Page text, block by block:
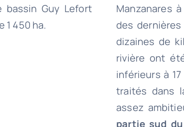
Guy Lefort
1 450 ha.
Manzanares
des
dizaines de
rivière ont
inférieurs à
traités dans
assez
partie sud